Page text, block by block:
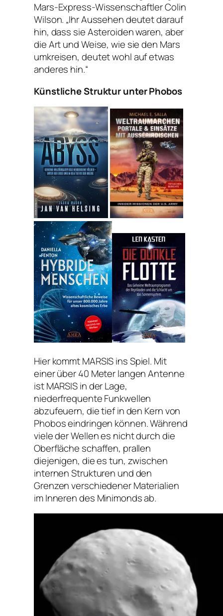
Mars-Express-Wissenschaftler Colin
Wilson. „Ihr Aussehen deutet darauf
hin, dass sie Asteroiden waren, aber
die Art und Weise, wie sie den Mars
umkreisen, deutet wohl auf etwas
anderes hin.“
Künstliche Struktur unter Phobos
Hier kommt MARSIS ins Spiel. Mit
einer über 40 Meter langen Antenne
ist MARSIS in der Lage,
niederfrequente Funkwellen
abzufeuern, die tief in den Kern von
Phobos eindringen können. Während
viele der Wellen es nicht durch die
Oberfläche schaffen, prallen
diejenigen, die es tun, zwischen
internen Strukturen und den
Grenzen verschiedener Materialien
im Inneren des Minimonds ab.